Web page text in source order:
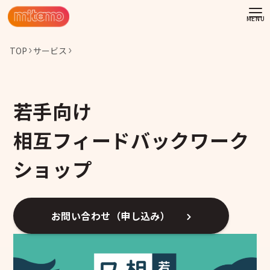
報
TOP サービス
若手向け
相互フィードバックワーク
ショップ
お問い合わせ（申し込み）